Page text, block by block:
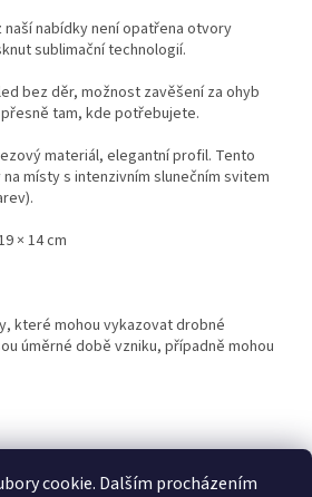
cookie. Dalším procházením
naší nabídky není opatřena otvory
sublimační technologií.
bez děr, možnost zavěšení za ohyb
tam, kde potřebujete.
materiál, elegantní profil. Tento
místy s intenzivním slunečním svitem
× 14 cm
které mohou vykazovat drobné
úměrné době vzniku, případně mohou
Darky.cz Krowki.cz